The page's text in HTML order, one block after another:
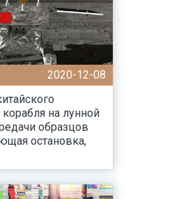
2020-12-08
на лунной
образцов
остановка,